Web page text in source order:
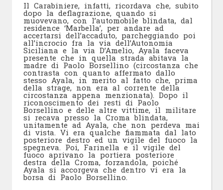
Il Carabiniere, infatti, ricordava che, subito
dopo la deflagrazione, quando si
muovevano, con l’automobile blindata, dal
residence ‘Marbella’, per andare ad
accertarsi dell’accaduto, parcheggiando poi
all’incrocio fra la via dell’Autonomia
Siciliana e la via D’Amelio, Ayala faceva
presente che in quella strada abitava la
madre di Paolo Borsellino (circostanza che
contrasta con quanto affermato dallo
stesso Ayala, in merito al fatto che, prima
della strage, non era al corrente della
circostanza appena menzionata). Dopo il
riconoscimento dei resti di Paolo
Borsellino e delle altre vittime, il militare
si recava presso la Croma blindata,
unitamente ad Ayala, che non perdeva mai
di vista. Vi era qualche fiammata dal lato
posteriore destro ed un vigile del fuoco la
spegneva. Poi, Farinella e il vigile del
fuoco aprivano la portiera posteriore
destra della Croma, forzandola, poiché
Ayala si accorgeva che dentro vi era la
borsa di Paolo Borsellino.